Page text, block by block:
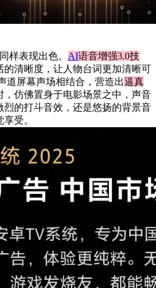
样表现出色。 AI语音增强3.0技
的清晰度，让人物台词更加清晰可
道屏幕声场相结合，营造出逼真
，仿佛置身于电影场景之中，声音
烈的打斗音效，还是悠扬的背景音
受。